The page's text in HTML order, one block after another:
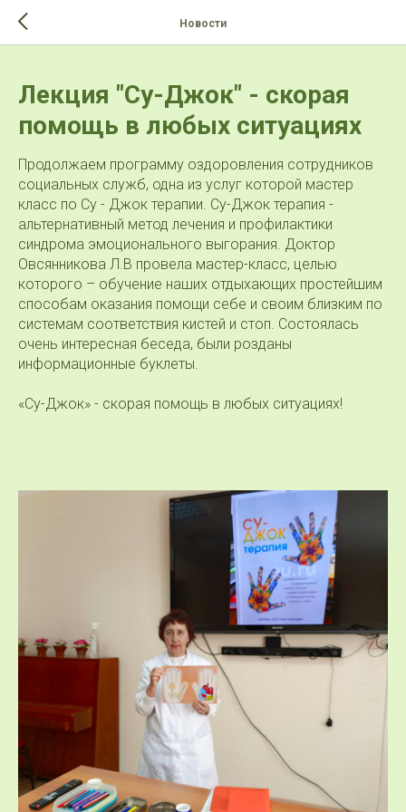
Новости
Лекция "Су-Джок" - скорая
помощь в любых ситуациях
Продолжаем программу оздоровления сотрудников
социальных служб, одна из услуг которой мастер
класс по Су - Джок терапии. Су-Джок терапия -
альтернативный метод лечения и профилактики
синдрома эмоционального выгорания. Доктор
Овсянникова Л.В провела мастер-класс, целью
которого – обучение наших отдыхающих простейшим
способам оказания помощи себе и своим близким по
системам соответствия кистей и стоп. Состоялась
очень интересная беседа, были розданы
информационные буклеты.
«Су-Джок» - скорая помощь в любых ситуациях!